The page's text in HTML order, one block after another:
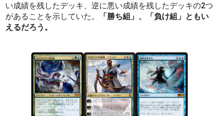
い成績を残したデッキ、逆に悪い成績を残したデッキの2つ
があることを示していた。
「勝ち組」、「負け組」ともい
えるだろう。